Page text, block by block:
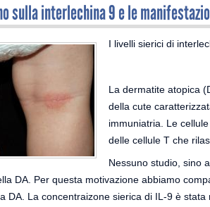
sulla interlechina 9 e le
I livelli sierici di
La dermatite atopica
della cute
immuniatria. Le
delle cellule T che
Nessuno studio, sino
DA. Per questa motivazione abbiamo
DA. La concentraizone sierica di IL-9 è